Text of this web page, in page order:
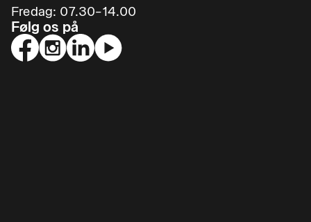
Fredag: 07.30–14.00
Følg os på